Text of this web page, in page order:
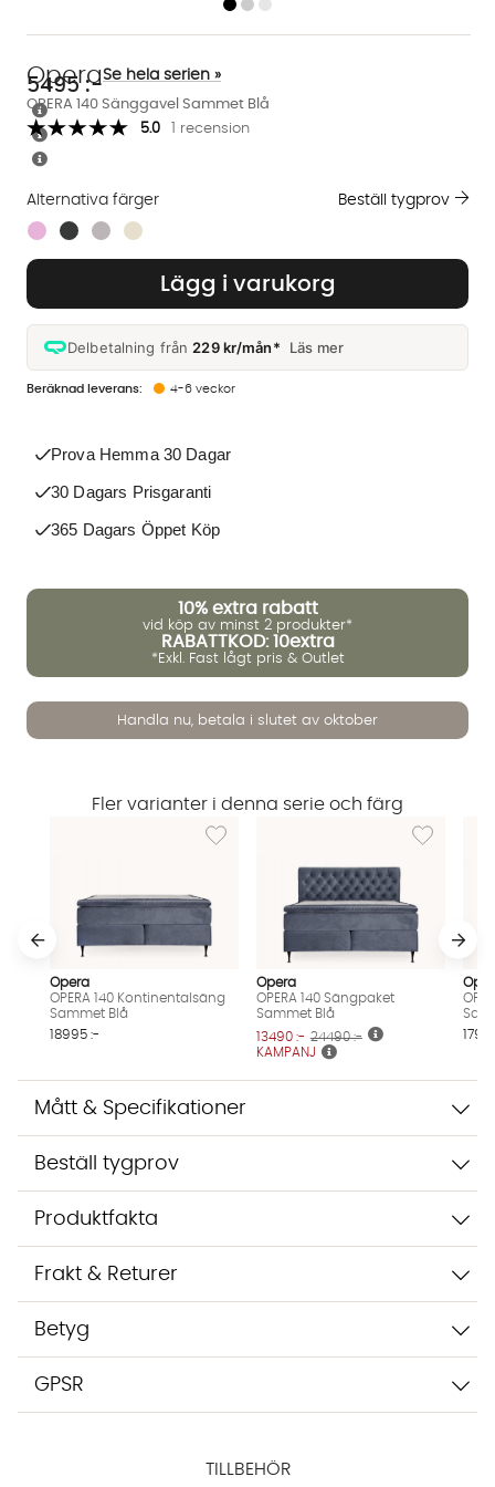
OPERA 140 Sänggavel Sammet Blå
Opera Se hela serien »
5.0 1 recension
5495:-
Lägg i varukorg
Delbetalning från229 kr/mån* Läs mer
4-6 veckor
Alternativa färger
Finns även i dessa färger:
Beställ tygprov
Prova Hemma 30 Dagar
30 Dagars Prisgaranti
365 Dagars Öppet Köp
10% extra rabatt
vid köp av minst 2 produkter*
RABATTKOD: 10extra
*Exkl. Fast lågt pris & Outlet
Handla nu, betala i slutet av oktober
Fler varianter i denna serie och färg
Lägg till i önskelista: OPERA 140
Opera
OPERA 140 Kontinentalsäng
Sammet Blå
18995 :-
Lägg till i
Opera
OPERA 140 Sängpaket
Sammet Blå
KAMPANJ
13490 :- 24490 :-
Mått & Specifikationer
Beställ tygprov
Produktfakta
Frakt & Returer
Betyg
GPSR
TILLBEHÖR
Vi använder AI för att svara på dina frågor. Konversationen
sparas i upp till 24 timmar för att kunna hjälpa dig. Vi delar
inte dina uppgifter med tredje part. Läs mer i vår
integritetspolicy.
Jag godkänner att konversationen sparas